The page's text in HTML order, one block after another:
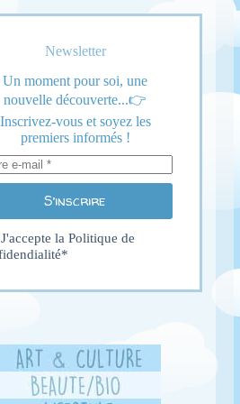
Newsletter
Un moment pour soi, une
nouvelle découverte...👉
Inscrivez-vous et soyez les
premiers informés !
S’inscrire
J'accepte la Politique de
*